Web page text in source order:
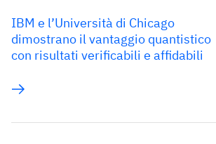
IBM e l’Università di Chicago
dimostrano il vantaggio quantistico
con risultati verificabili e affidabili